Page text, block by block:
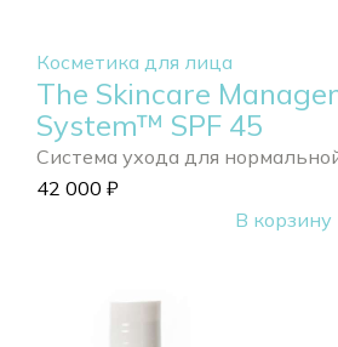
Косметика для лица
The Skincare
System™ SPF 45
Система ухода для нормальной
42 000 ₽
В корзину